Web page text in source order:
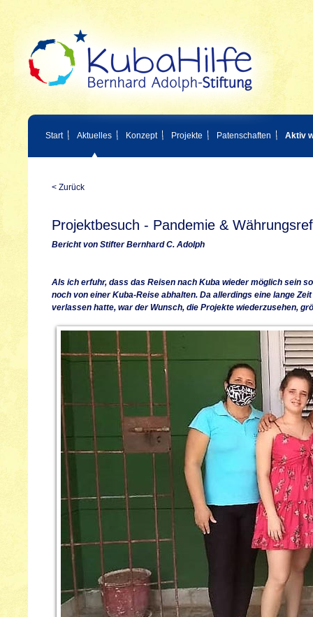
Start Aktuelles Konzept Projekte Patenschaften Aktiv
< Zurück
Projektbesuch - Pandemie &
Bericht von Stifter Bernhard C. Adolph
Als ich erfuhr, dass das Reisen nach Kuba wieder möglich sein
noch von einer Kuba-Reise abhalten. Da allerdings eine lange
verlassen hatte, war der Wunsch, die Projekte wiederzusehen,